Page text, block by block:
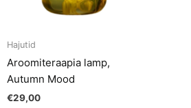
Hajutid
Aroomiteraapia lamp,
Autumn Mood
€29,00